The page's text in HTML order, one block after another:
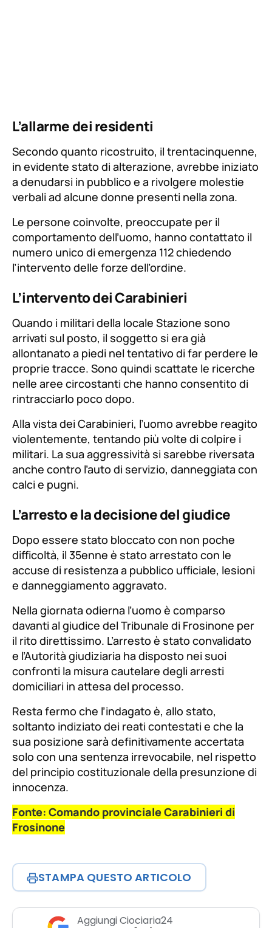
L’allarme dei residenti
Secondo quanto ricostruito, il trentacinquenne,
in evidente stato di alterazione, avrebbe iniziato
a denudarsi in pubblico e a rivolgere molestie
verbali ad alcune donne presenti nella zona.
Le persone coinvolte, preoccupate per il
comportamento dell’uomo, hanno contattato il
numero unico di emergenza 112 chiedendo
l’intervento delle forze dell’ordine.
L’intervento dei Carabinieri
Quando i militari della locale Stazione sono
arrivati sul posto, il soggetto si era già
allontanato a piedi nel tentativo di far perdere le
proprie tracce. Sono quindi scattate le ricerche
nelle aree circostanti che hanno consentito di
rintracciarlo poco dopo.
Alla vista dei Carabinieri, l’uomo avrebbe reagito
violentemente, tentando più volte di colpire i
militari. La sua aggressività si sarebbe riversata
anche contro l’auto di servizio, danneggiata con
calci e pugni.
L’arresto e la decisione del giudice
Dopo essere stato bloccato con non poche
difficoltà, il 35enne è stato arrestato con le
accuse di resistenza a pubblico ufficiale, lesioni
e danneggiamento aggravato.
Nella giornata odierna l’uomo è comparso
davanti al giudice del Tribunale di Frosinone per
il rito direttissimo. L’arresto è stato convalidato
e l’Autorità giudiziaria ha disposto nei suoi
confronti la misura cautelare degli arresti
domiciliari in attesa del processo.
Resta fermo che l’indagato è, allo stato,
soltanto indiziato dei reati contestati e che la
sua posizione sarà definitivamente accertata
solo con una sentenza irrevocabile, nel rispetto
del principio costituzionale della presunzione di
innocenza.
Fonte: Comando provinciale Carabinieri di
Frosinone
STAMPA QUESTO ARTICOLO
Aggiungi Ciociaria24